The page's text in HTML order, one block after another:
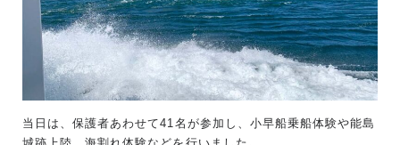
当日は、保護者あわせて41名が参加し、小早船乗船体験や能島